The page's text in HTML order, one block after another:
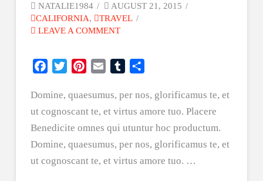
NATALIE1984
AUGUST 21, 2015
CALIFORNIA,
TRAVEL
LEAVE A COMMENT
Facebook
Twitter PinterestEmail Tumblr
Domine, quaesumus, per nos, glorificamus te, et
ut cognoscant te, et virtus amore tuo. Placere
Benedicite omnes qui utuntur hoc productum.
Domine, quaesumus, per nos, glorificamus te, et
ut cognoscant te, et virtus amore tuo. …